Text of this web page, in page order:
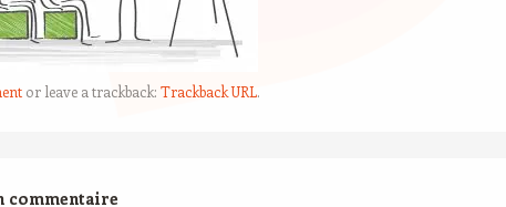
or leave a trackback: Trackback URL.
commentaire